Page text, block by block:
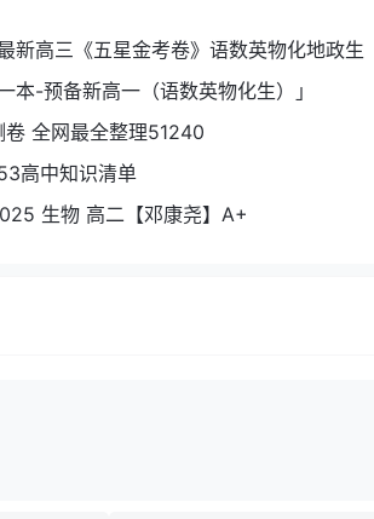
新高三《五星金考卷》语数英物化地政生
本-预备新高一（语数英物化生）」
卷 全网最全整理51240
高中知识清单
生物 高二【邓康尧】A+